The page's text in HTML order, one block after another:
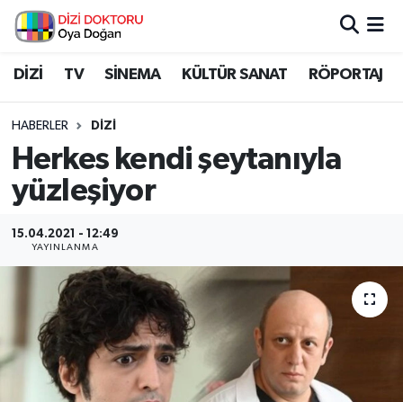
DİZİ TV SİNEMA KÜLTÜR SANAT RÖPORTAJ
HABERLER DİZİ
Herkes kendi şeytanıyla
yüzleşiyor
15.04.2021 - 12:49
YAYINLANMA
İstanbul Nöbetçi Eczaneler
İstanbul Namaz Vakitleri
İstanbul Trafik Yoğunluk Haritası
Süper Lig Puan Durumu ve Fikstür
Tüm Manşetler
Son Dakika Haberleri
Haber Arşivi